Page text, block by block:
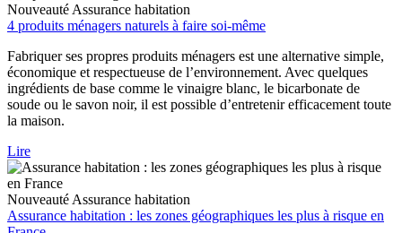
Nouveauté Assurance habitation
4 produits ménagers naturels à faire soi-même
Fabriquer ses propres produits ménagers est une alternative simple,
économique et respectueuse de l’environnement. Avec quelques
ingrédients de base comme le vinaigre blanc, le bicarbonate de
soude ou le savon noir, il est possible d’entretenir efficacement toute
la maison.
Lire
Nouveauté Assurance habitation
Assurance habitation : les zones géographiques les plus à risque en